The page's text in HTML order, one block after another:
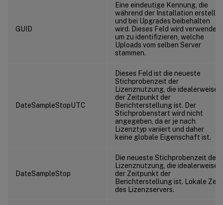
GUID
Eine eindeutige Kennung, die
während der Installation erstellt
und bei Upgrades beibehalten
wird. Dieses Feld wird verwendet,
um zu identifizieren, welche
Uploads vom selben Server
stammen.
DateSampleStopUTC
Dieses Feld ist die neueste
Stichprobenzeit der
Lizenznutzung, die idealerweise
der Zeitpunkt der
Berichterstellung ist. Der
Stichprobenstart wird nicht
angegeben, da er je nach
Lizenztyp variiert und daher
keine globale Eigenschaft ist.
DateSampleStop
Die neueste Stichprobenzeit der
Lizenznutzung, die idealerweise
der Zeitpunkt der
Berichterstellung ist. Lokale Zeit
des Lizenzservers.